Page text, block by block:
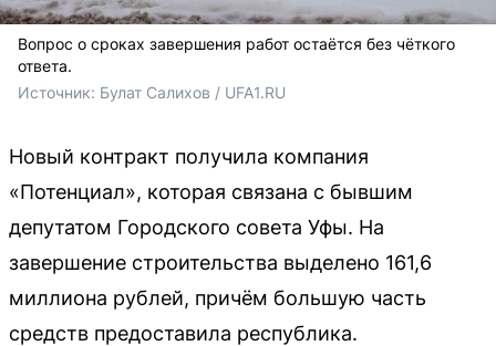
Вопрос о сроках завершения работ остаётся без чёткого
ответа.
Источник: Булат Салихов / UFA1.RU
Новый контракт получила компания
«Потенциал», которая связана с бывшим
депутатом Городского совета Уфы. На
завершение строительства выделено 161,6
миллиона рублей, причём большую часть
средств предоставила республика.